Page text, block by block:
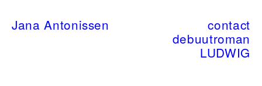
Jana Antonissen
contact
debuutroman
LUDWIG